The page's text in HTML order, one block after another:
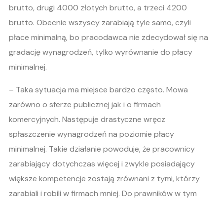
brutto, drugi 4000 złotych brutto, a trzeci 4200
brutto. Obecnie wszyscy zarabiają tyle samo, czyli
płace minimalną, bo pracodawca nie zdecydował się na
gradację wynagrodzeń, tylko wyrównanie do płacy
minimalnej.
– Taka sytuacja ma miejsce bardzo często. Mowa
zarówno o sferze publicznej jak i o firmach
komercyjnych. Następuje drastyczne wręcz
spłaszczenie wynagrodzeń na poziomie płacy
minimalnej. Takie działanie powoduje, że pracownicy
zarabiający dotychczas więcej i zwykle posiadający
większe kompetencje zostają zrównani z tymi, którzy
zarabiali i robili w firmach mniej. Do prawników w tym